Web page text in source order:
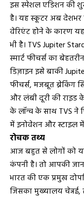
इस स्पेशल एडिशन की
है। यह स्कूटर अब देशभर
वेरिएंट होने के कारण
भी है। TVS Jupiter
स्मार्ट फीचर्स का
डिज़ाइन इसे बाकी
फीचर्स, मजबूत ब्रेकिंग
और लंबी दूरी की राइड
के लॉन्च के साथ TVS ने
में इनोवेशन और स्टाइल
रोचक तथ्य
आज बहुत से लोगों को
कंपनी है। तो आपकी
भारत की एक प्रमुख
जिसका मुख्यालय चेन्नई,